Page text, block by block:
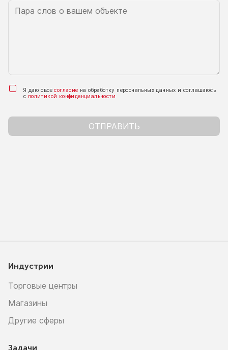
Я даю своесогласие на обработку персональных данных и соглашаюсь
с политикой конфиденциальности
ОТПРАВИТЬ
Индустрии
Торговые центры
Магазины
Другие сферы
Задачи